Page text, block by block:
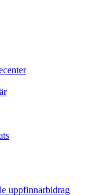
uppfinnarbidrag